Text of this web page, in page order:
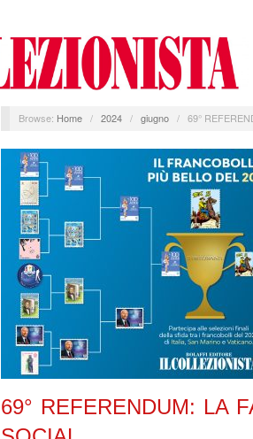
Browse: Home / 2024 / giugno / 69°
69° REFERENDUM: LA